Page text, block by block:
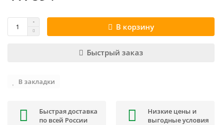
В корзину
Быстрый заказ
В закладки
Быстрая доставка
по всей России
Низкие цены и
выгодные условия